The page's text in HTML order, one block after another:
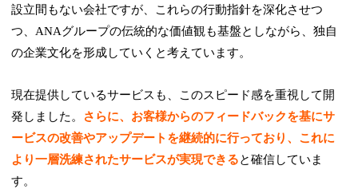
設立間もない会社ですが、これらの行動指針を深化させつ
つ、ANAグループの伝統的な価値観も基盤としながら、独自
の企業文化を形成していくと考えています。
現在提供しているサービスも、このスピード感を重視して開
発しました。
さらに、お客様からのフィードバックを基にサ
ービスの改善やアップデートを継続的に行っており、これに
より一層洗練されたサービスが実現できると確信していま
す。